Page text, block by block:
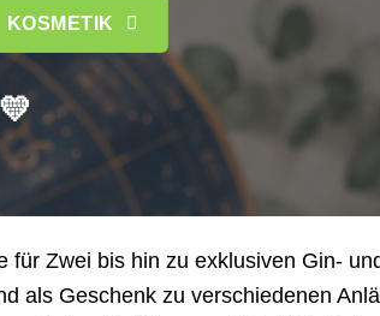
KOSMETIK
Zwei bis hin zu exklusiven Gin-
als Geschenk zu verschiedenen